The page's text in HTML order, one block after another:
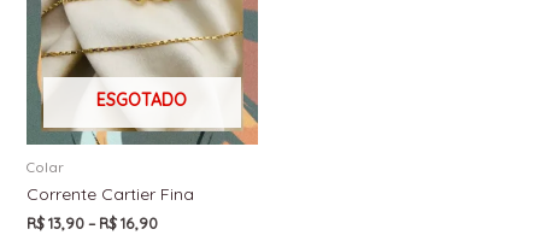
ESGOTADO
Colar
Corrente Cartier Fina
R$13,90–R$16,90